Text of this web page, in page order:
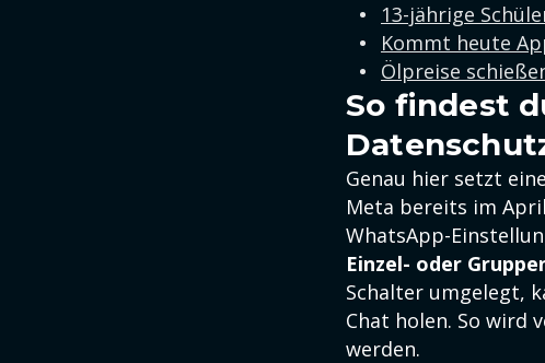
13-jährige
Kommt heute
Ölpreise
So findest
Genau hier setzt
Meta bereits im
WhatsApp-
Einzel- oder
Schalter umgelegt,
Chat holen. So wird
werden.